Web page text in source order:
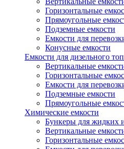
Горизонтальные
Прямоугольные
Подземные емкости
Емкости для
Конусные емкости
Емкости для дизельного
Вертикальные
Горизонтальные
Емкости для
Подземные емкости
Прямоугольные
Химические емкости
Бункеры для жидких
Вертикальные
Горизонтальные